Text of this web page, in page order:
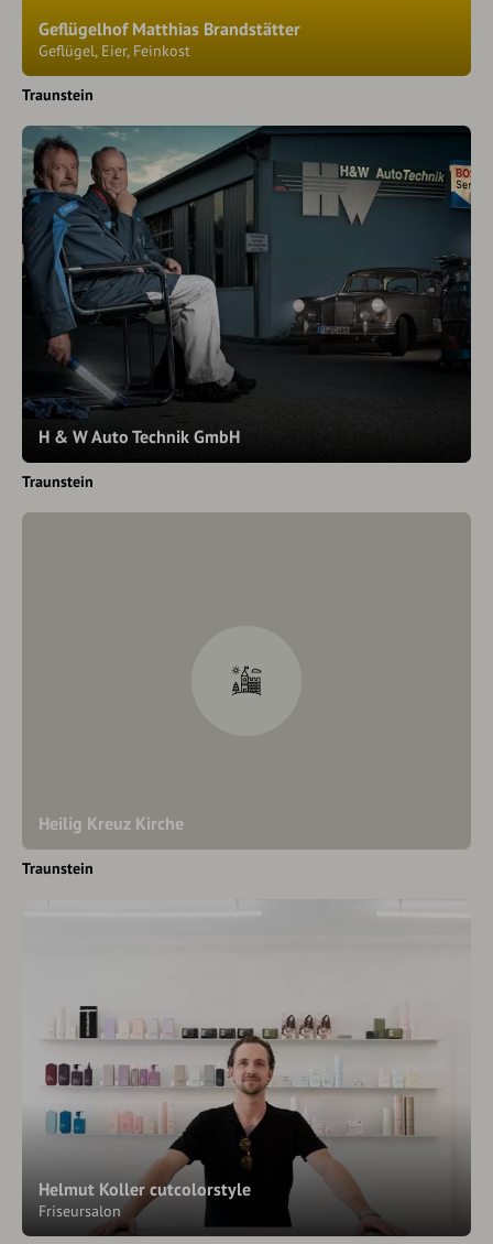
Geflügelhof Matthias Brandstätter
Geflügel, Eier, Feinkost
Traunstein
H & W Auto Technik GmbH
Traunstein
Heilig Kreuz Kirche
Traunstein
Helmut Koller cutcolorstyle
Friseursalon